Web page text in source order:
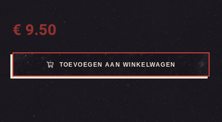
€ 9.50
TOEVOEGEN AAN WINKELWAGEN